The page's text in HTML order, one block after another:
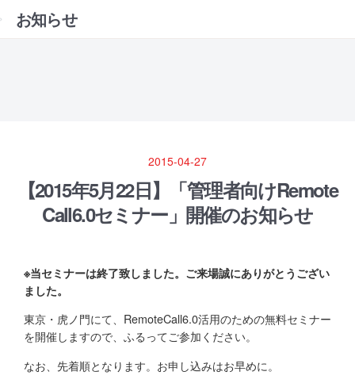
お知らせ
2015-04-27
【2015年5月22日】「管理者向けRemote
Call6.0セミナー」開催のお知らせ
※当セミナーは終了致しました。ご来場誠にありがとうござい
ました。
東京・虎ノ門にて、RemoteCall6.0活用のための無料セミナー
を開催しますので、ふるってご参加ください。
なお、先着順となります。お申し込みはお早めに。